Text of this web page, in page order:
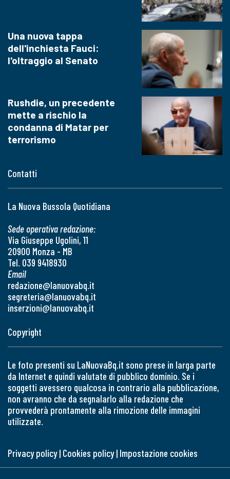
Contatti
La Nuova Bussola Quotidiana
Sede operativa redazione:
Via Giuseppe Ugolini, 11
20900 Monza - MB
Tel. 039 9418930
Email
redazione@lanuovabq.it
segreteria@lanuovabq.it
inserzioni@lanuovabq.it
Una nuova tappa
dell'inchiesta Fauci:
l'oltraggio al Senato
Rushdie, un precedente
mette a rischio la
condanna di Matar per
terrorismo
Copyright
Le foto presenti su LaNuovaBq.it sono prese in larga parte
da Internet e quindi valutate di pubblico dominio. Se i
soggetti avessero qualcosa in contrario alla pubblicazione,
non avranno che da segnalarlo alla redazione che
provvederà prontamente alla rimozione delle immagini
utilizzate.
Privacy policy| Cookies policy| Impostazione cookies